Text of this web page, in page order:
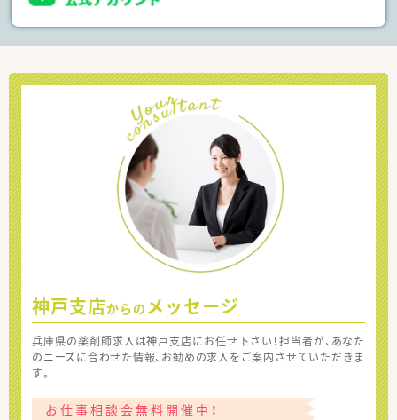
神戸支店からの メッセージ
兵庫県の薬剤師求人は神戸支店にお任せ下さい！担当者が、あなた
のニーズに合わせた情報、お勧めの求人をご案内させていただきま
す。
お仕事相談会無料開催中！